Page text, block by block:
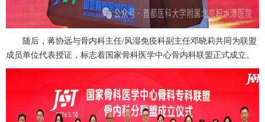
随后， 蒋协远与骨内科主任/风湿免疫科副主任邓晓莉共同为联盟
成员单位代表授证，标志着国家骨科 医学中心骨内科联盟正式成立。